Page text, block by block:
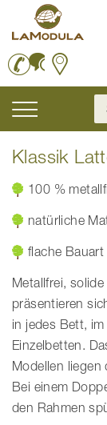
Inhalt
springen
Navigation
Klassik
100 %
natürliche
flache Bauart
Metallfrei,
präsentieren
in jedes Bett,
Einzelbetten.
Modellen liegen
Bei einem
den Rahmen